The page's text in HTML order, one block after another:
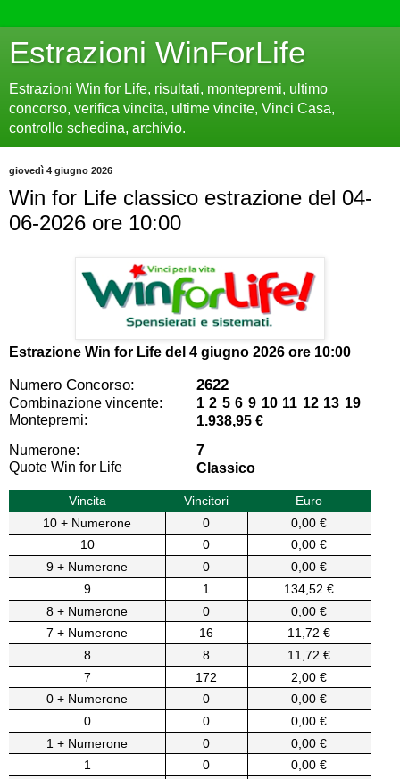
Estrazioni WinForLife
Estrazioni Win for Life, risultati, montepremi, ultimo
concorso, verifica vincita, ultime vincite, Vinci Casa,
controllo schedina, archivio.
giovedì 4 giugno 2026
Win for Life classico estrazione del 04-
06-2026 ore 10:00
Estrazione Win for Life del 4 giugno 2026 ore 10:00
Numero Concorso: 2622
Combinazione vincente:
1 2 5 6 9 10 11 12 13 19
Montepremi:
1.938,95 €
Numerone:
7
Quote Win for Life
Classico
Vincita Vincitori
Euro
10 + Numerone
0
0,00 €
10
0
0,00 €
9 + Numerone
0
0,00 €
9
1
134,52 €
8 + Numerone
0
0,00 €
7 + Numerone
16
11,72 €
8
8
11,72 €
7
172
2,00 €
0 + Numerone
0
0,00 €
0
0
0,00 €
1 + Numerone
0
0,00 €
1
0
0,00 €